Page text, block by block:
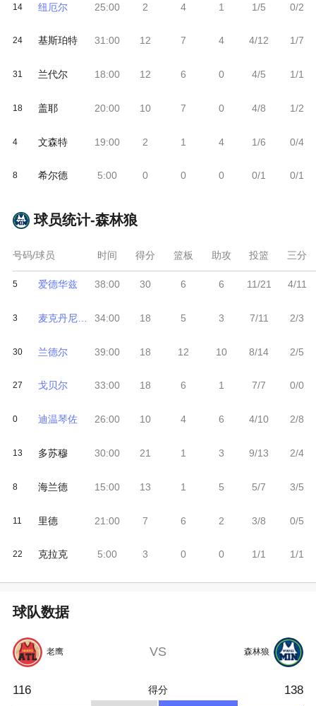
14 纽厄尔
24 基斯珀特
31 兰代尔
18 盖耶
4 文森特
8 希尔德
25:00
31:00
18:00
20:00
19:00
5:00
2
12
12
10
2
0
4
7
6
7
1
0
1
4
0
0
4
0
1/5
4/12
4/5
4/8
1/6
0/1
0/2
1/7
1/1
1/2
0/4
0/1
球员统计-森林狼
号码/球员
5 爱德华兹
3 麦克丹尼尔斯
30 兰德尔
27 戈贝尔
0 迪温琴佐
13 多苏穆
8 海兰德
11 里德
22 克拉克
时间
38:00
34:00
39:00
33:00
26:00
30:00
15:00
21:00
5:00
得分
30
18
18
18
10
21
13
7
3
篮板
6
5
12
6
4
1
1
6
0
助攻
6
3
10
1
6
3
5
2
0
投篮
11/21
7/11
8/14
7/7
4/10
9/13
5/7
3/8
1/1
三分
4/11
2/3
2/5
0/0
2/8
2/4
3/5
0/5
1/1
球队数据
老鹰 VS 森林狼
116 得分 138